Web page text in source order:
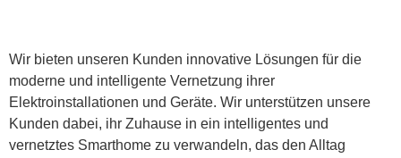
Wir bieten unseren Kunden innovative Lösungen für die
moderne und intelligente Vernetzung ihrer
Elektroinstallationen und Geräte. Wir unterstützen unsere
Kunden dabei, ihr Zuhause in ein intelligentes und
vernetztes Smarthome zu verwandeln, das den Alltag